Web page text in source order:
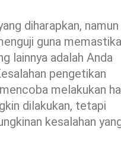
diharapkan, namun
guna
lainnya adalah Anda
pengetikan
melakukan
dilakukan, tetapi
kesalahan